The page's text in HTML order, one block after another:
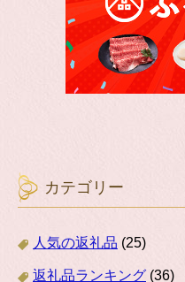
カテゴリー
人気の返礼品 (25)
返礼品ランキング (36)